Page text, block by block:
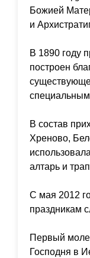
Божией
и
В 1890 году
построен
В состав
Хреново,
алтарь и
С мая 2012
праздникам
Первый
Господня в